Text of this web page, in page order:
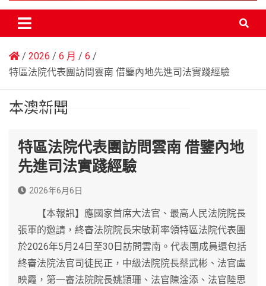
2026 6 月
6
特區法院代表團訪問雲南 借鑒內地先進司法實踐經驗
本澳新聞
特區法院代表團訪問雲南 借鑒內地
先進司法實踐經驗
2026年6月6日
【本報訊】應國家首席大法官、最高人民法院院長
張軍的邀請，終審法院院長宋敏莉率領特區法院代表團
於2026年5月24日至30日訪問雲南。代表團成員還包括
終審法院法官司徒民正，中級法院院長蔡武彬、法官盧
映霞，第一審法院院長姚頴珊、法官陳淦添、法官陸思